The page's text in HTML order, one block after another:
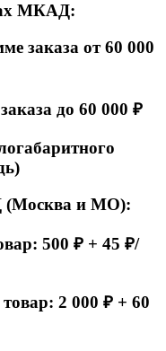
МКАД:
заказа от 60 000
до 60 000 ₽
(Москва и МО):
500 ₽ + 45 ₽/
2 000 ₽ + 60